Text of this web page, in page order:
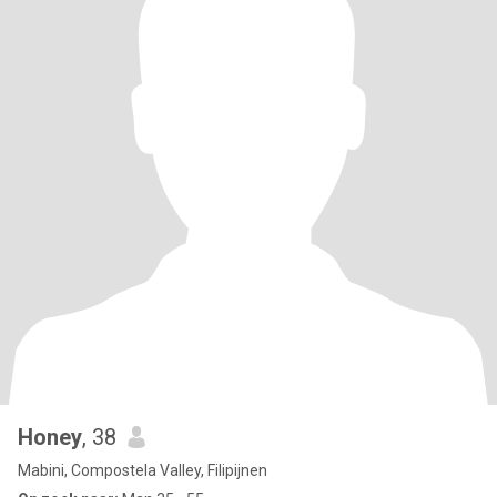
Honey, 38
Mabini, Compostela Valley, Filipijnen